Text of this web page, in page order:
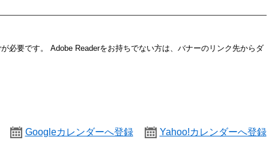
必要です。 Adobe Readerをお持ちでない方は、バナーのリンク先からダ
Googleカレンダーへ登録 Yahoo!カレンダーへ登録